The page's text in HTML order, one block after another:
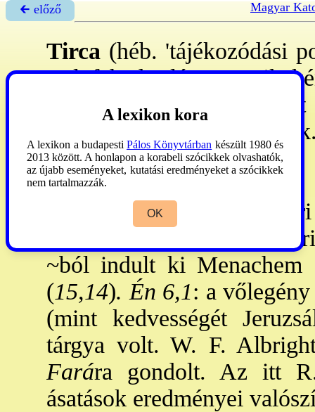
🡰 előző Magyar
Tirca (héb. 'tájékozódási
Celofchad 3 lánya
- mivel fivérük nem volt
Eleazár pap elé
királyainak:
(15,21-33; 16,6),
Omrinak a székhelye.
~ból indult ki Menachem
(15,14). Én 6,1: a
(mint kedvességét
tárgya volt. W. F.
Farára gondolt. Az itt
ásatások eredményei
A lexikon kora
A lexikon a budapesti Pálos Könyvtárban készült 1980 és
2013 között. A honlapon a korabeli szócikkek olvashatók,
az újabb eseményeket, kutatási eredményeket a szócikkek
nem tartalmazzák.
OK